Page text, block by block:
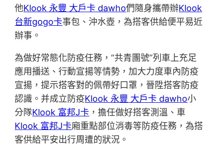
他Klook 永豐 大戶卡 dawho們隨身攜帶辦Klook
台新gogo卡事包、沖水壺，為搭客供給便平易近
辦事。
為做好常態化防疫任務，“共青團號”列車上充足
應用播送、行動宣揚等情勢，加大力度車內防疫
宣揚，提示搭客對的佩帶好口罩，晉陞搭客防疫
認識。并成立防疫Klook 永豐 大戶卡 dawho小
分隊Klook 富邦J卡 ，擔任做好搭客測溫、車
Klook 富邦J卡廂重點部位消毒等防疫任務，為搭
客供給平安出行周遭的狀況。